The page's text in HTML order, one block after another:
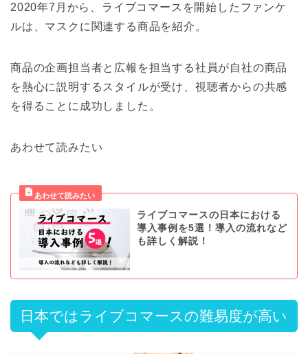
2020年7月から、ライブコマースを開始したファンケ
ルは、マスクに関連する商品を紹介。
商品の企画担当者と広報を担当する社員が自社の商品
を熱心に説明するスタイルが受け、視聴者からの共感
を得ることに成功しました。
あわせて読みたい
ライブコマースの日本における
導入事例を5選！導入の流れなど
も詳しく解説！
日本ではライブコマースの難易度が高い